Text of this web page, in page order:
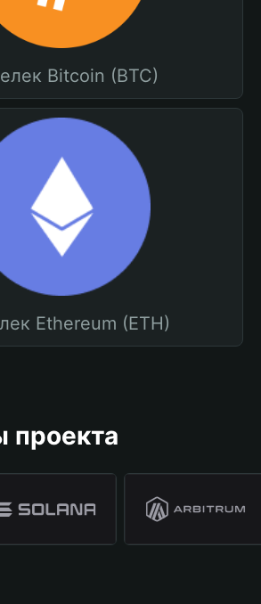
Bitcoin (BTC)
Ethereum (ETH)
проекта